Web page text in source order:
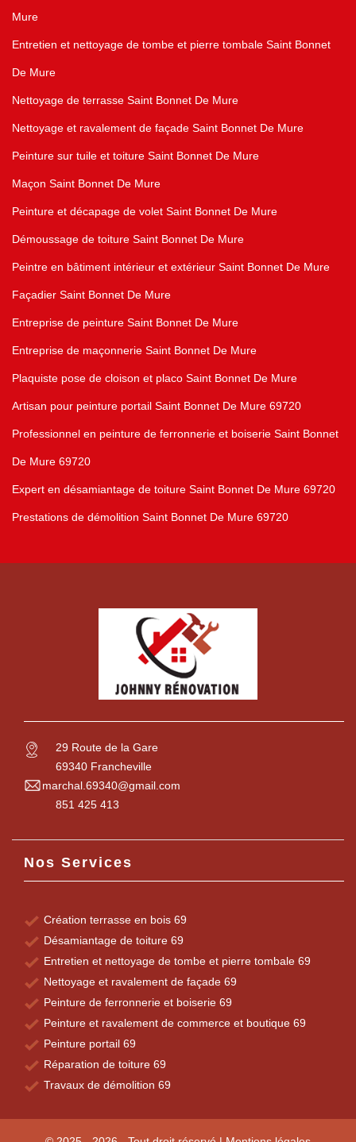
Mure
Entretien et nettoyage de tombe et pierre tombale Saint Bonnet
De Mure
Nettoyage de terrasse Saint Bonnet De Mure
Nettoyage et ravalement de façade Saint Bonnet De Mure
Peinture sur tuile et toiture Saint Bonnet De Mure
Maçon Saint Bonnet De Mure
Peinture et décapage de volet Saint Bonnet De Mure
Démoussage de toiture Saint Bonnet De Mure
Peintre en bâtiment intérieur et extérieur Saint Bonnet De Mure
Façadier Saint Bonnet De Mure
Entreprise de peinture Saint Bonnet De Mure
Entreprise de maçonnerie Saint Bonnet De Mure
Plaquiste pose de cloison et placo Saint Bonnet De Mure
Artisan pour peinture portail Saint Bonnet De Mure 69720
Professionnel en peinture de ferronnerie et boiserie Saint Bonnet
De Mure 69720
Expert en désamiantage de toiture Saint Bonnet De Mure 69720
Prestations de démolition Saint Bonnet De Mure 69720
29 Route de la Gare
69340 Francheville
marchal.69340@gmail.com
851 425 413
Nos Services
Création terrasse en bois 69
Désamiantage de toiture 69
Entretien et nettoyage de tombe et pierre tombale 69
Nettoyage et ravalement de façade 69
Peinture de ferronnerie et boiserie 69
Peinture et ravalement de commerce et boutique 69
Peinture portail 69
Réparation de toiture 69
Travaux de démolition 69